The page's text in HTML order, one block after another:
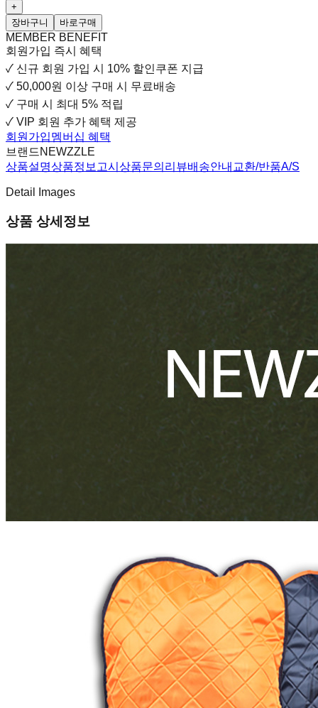
+
장바구니
바로구매
MEMBER BENEFIT
회원가입 즉시 혜택
✓ 신규 회원 가입 시 10% 할인쿠폰 지급
✓ 50,000원 이상 구매 시 무료배송
✓ 구매 시 최대 5% 적립
✓ VIP 회원 추가 혜택 제공
회원가입멤버십 혜택
브랜드 NEWZZLE
상품설명상품정보고시 상품문의 리뷰배송안내 교환/반품A/S
Detail Images
상품 상세정보